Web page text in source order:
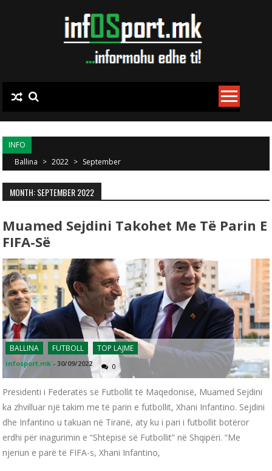
INFO
Ballina > 2022 > September
MONTH: SEPTEMBER 2022
Muamed Sejdini Takohet Me Të Parin E
FIFA-Së
BALLINA FUTBOLL TOP LAJME
infosport.mk -30/09/2022 0
Presidenti i Federatës së Futbollit të Maqedonisë, Muamed Sejdini
ka zhvilluar një takim me të parin e futbollit, Xhani Infantino. Sejdini
dhe Infantino u takuan në Tiranë, aty ku i pari i futbollit botëror
erdhi për inagurimin e “Shtëpisë së Futbollit” në Shqipëri. “Me
njeriun e parë të FIFA-s, Xhani Infantino,